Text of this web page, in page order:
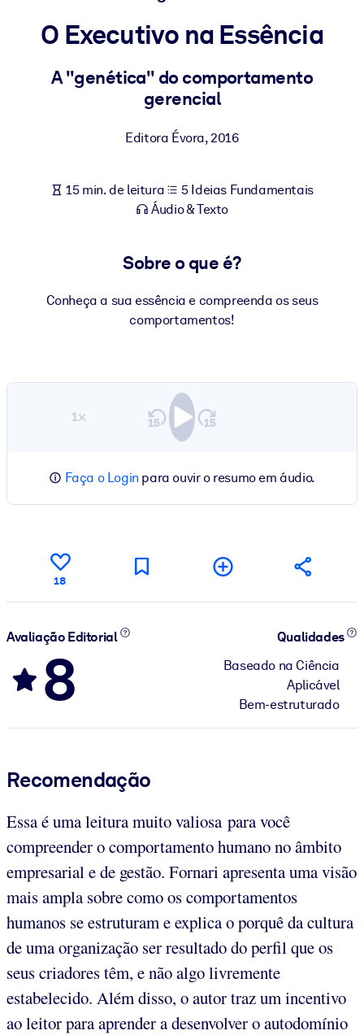
Para LMS/LXP
Leve conhecimento verificado e conciso para seu LMS/LXP para
negócios confiável e pronto para uso.
estruturado para melhorar os resultados.
O Executivo na Essência
A "genética" do comportamento
gerencial
Editora Évora,2016
15 min. de leitura
5 Ideias Fundamentais
Áudio & Texto
Sobre o que é?
Conheça a sua essência e compreenda os seus
comportamentos!
1×
Faça o Login para ouvir o resumo em áudio.
18
Avaliação Editorial
8
Qualidades
Baseado na Ciência
Aplicável
Bem-estruturado
Recomendação
Essa é uma leitura muito valiosa para você
compreender o comportamento humano no âmbito
empresarial e de gestão. Fornari apresenta uma visão
mais ampla sobre como os comportamentos
humanos se estruturam e explica o porquê da cultura
de uma organização ser resultado do perfil que os
seus criadores têm, e não algo livremente
estabelecido. Além disso, o autor traz um incentivo
ao leitor para aprender a desenvolver o autodomínio